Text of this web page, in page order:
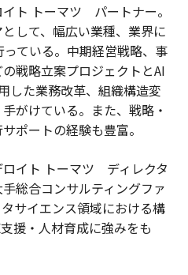
ト トーマツ パートナー。
して、幅広い業種、業界に
ている。中期経営戦略、事
戦略立案プロジェクトとAI
た業務改革、組織構造変
がけている。また、戦略・
ポートの経験も豊富。
イト トーマツ ディレクタ
総合コンサルティングファ
サイエンス領域における構
援・人材育成に強みをも